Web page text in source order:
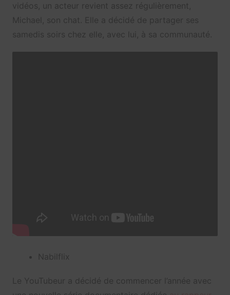
vidéos, un acteur revient assez régulièrement,
Michael, son chat. Elle a décidé de partager ses
samedis soirs chez elle, avec lui, à sa communauté.
Nabilflix
Le YouTubeur a décidé de commencer l’année avec